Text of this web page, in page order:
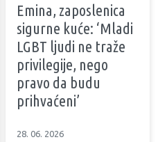
Emina, zaposlenica
sigurne kuće: ‘Mladi
LGBT ljudi ne traže
privilegije, nego
pravo da budu
prihvaćeni’
28. 06. 2026